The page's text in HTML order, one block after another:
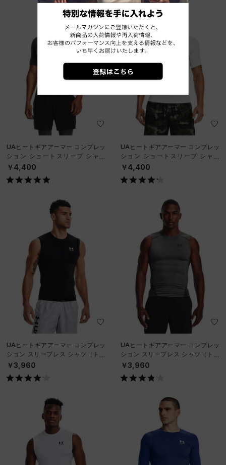
UAヒートギアアーマー コンプレッ
ション ショートスリーブ シャツ
（トレーニング/MEN）
￥4,400
UAヒートギアアーマー コンプレッ
ション ショートスリーブ シャツ
（トレーニング/MEN）
￥4,400
UAヒートギアアーマー コンプレッ
ション スリーブレス シャツ（トレ
ーニング/MEN）
￥3,960
UAヒートギアアーマー コンプレッ
ション スリーブレス シャツ（トレ
ーニング/MEN）
￥3,960